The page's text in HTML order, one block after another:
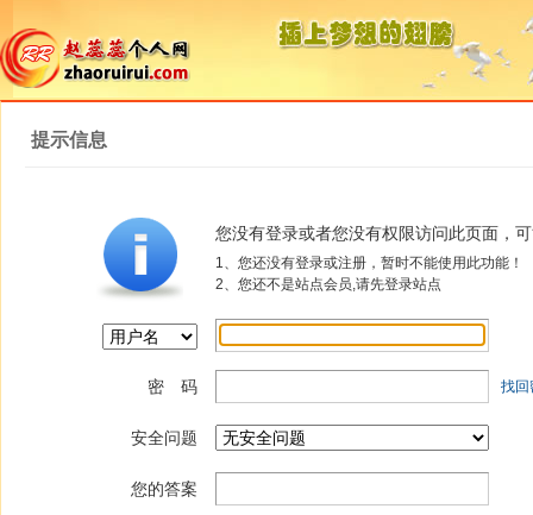
提示信息
您没有登录或者您没有权限访问此页面，
1、您还没有登录或注册，暂时不能使用此功能！
2、您还不是站点会员,请先登录站点
密 码 找回
安全问题
您的答案